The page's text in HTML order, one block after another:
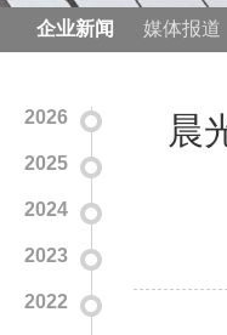
企业新闻 媒体报道
2026
2025
2024
2023
2022
晨